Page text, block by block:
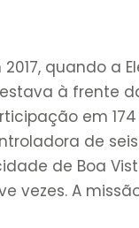
2017, quando a
estava à frente
em
de
de Boa
vezes. A